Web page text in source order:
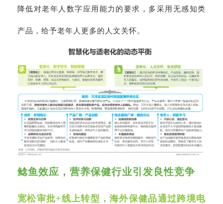
降低对老年人数字应用能力的要求，多采用无感知类
产品，给予老年人更多的人文关怀。
鲶鱼效应，营养保健行业引发良性竞争
宽松审批+线上转型，海外保健品通过跨境电